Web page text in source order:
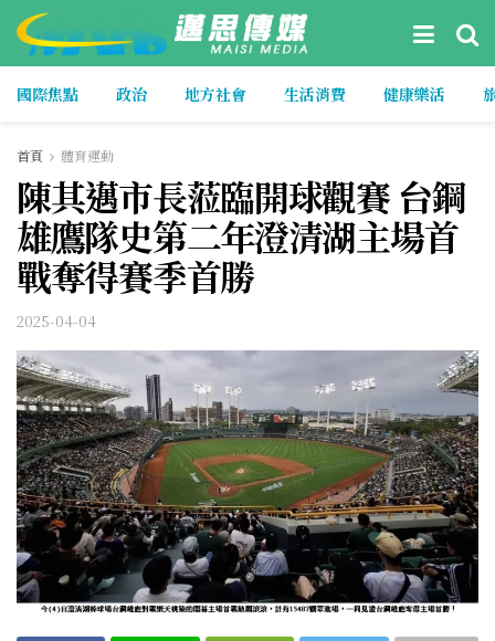
國際焦點 政治 地方社會 生活消費 健康樂活
首頁 體育運動
陳其邁市長蒞臨開球觀賽 台鋼
雄鷹隊史第二年澄清湖主場首
戰奪得賽季首勝
2025-04-04